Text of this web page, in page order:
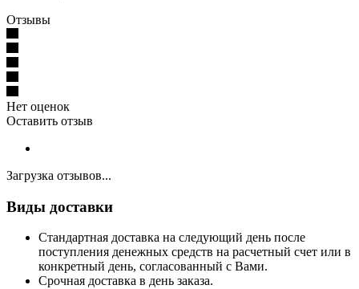
Отзывы
Нет оценок
Оставить отзыв
Загрузка отзывов...
Виды доставки
Стандартная доставка на следующий день после
поступления денежных средств на расчетный счет или в
конкретный день, согласованный с Вами.
Срочная доставка в день заказа.